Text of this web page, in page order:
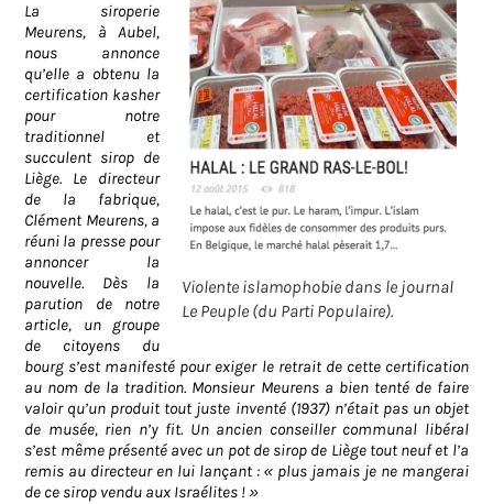
Violente islamophobie dans le journal
Le Peuple (du Parti Populaire).
La siroperie
Meurens, à Aubel,
nous annonce
qu’elle a obtenu la
certification kasher
pour notre
traditionnel et
succulent sirop de
Liège. Le directeur
de la fabrique,
Clément Meurens, a
réuni la presse pour
annoncer la
nouvelle. Dès la
parution de notre
article, un groupe
de citoyens du
bourg s’est manifesté pour exiger le retrait de cette certification
au nom de la tradition. Monsieur Meurens a bien tenté de faire
valoir qu’un produit tout juste inventé (1937) n’était pas un objet
de musée, rien n’y fit. Un ancien conseiller communal libéral
s’est même présenté avec un pot de sirop de Liège tout neuf et l’a
remis au directeur en lui lançant : « plus jamais je ne mangerai
de ce sirop vendu aux Israélites ! »